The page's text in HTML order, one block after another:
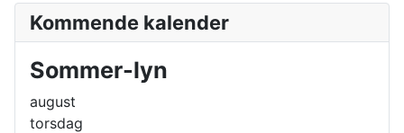
Kommende kalender
Sommer-lyn
august
torsdag